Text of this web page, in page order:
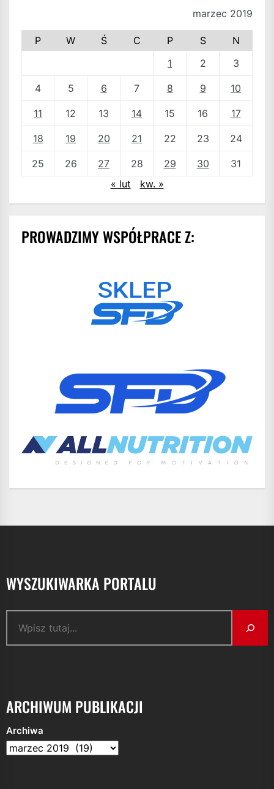
marzec 2019
P W Ś C P S
N
1
2 3
4 5 6 7 8 9 10
11 12 13 14 15 16 17
18 19 20 21 22 23 24
25 26 27 28 29 30
31
« lut
kw. »
PROWADZIMY WSPÓŁPRACE Z:
WYSZUKIWARKA PORTALU
ARCHIWUM PUBLIKACJI
Archiwa